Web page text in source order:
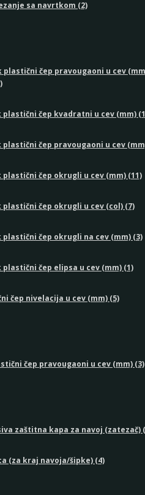
sa navrtkom (2)
plastični čep pravougaoni u cev
plastični čep kvadratni u cev (mm)
plastični čep pravougaoni u cev
plastični čep okrugli u cev (mm) (11)
plastični čep okrugli u cev (col) (7)
plastični čep okrugli na cev (mm) (3)
plastični čep elipsa u cev (mm) (1)
čep nivelacija u cev (mm) (5)
čep pravougaoni u cev (mm) (3)
zaštitna kapa za navoj (zatezač)
(za kraj navoja/šipke) (4)